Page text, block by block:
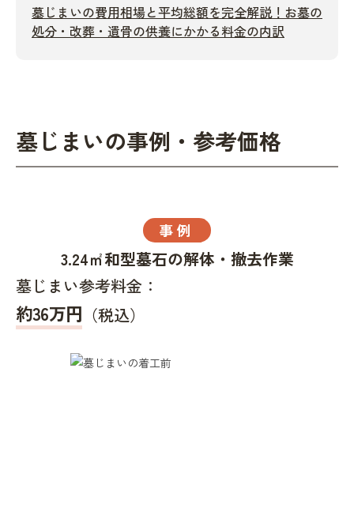
墓じまいの費用相場と平均総額を完全解説！お墓の
処分・改葬・遺骨の供養にかかる料金の内訳
墓じまいの事例・参考価格
事例
3.24㎡和型墓石の解体・撤去作業
墓じまい参考料金：
約36万円 （税込）